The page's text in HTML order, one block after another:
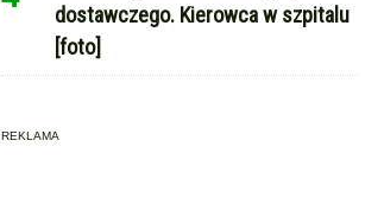
dostawczego. Kierowca w szpitalu
[foto]
REKLAMA